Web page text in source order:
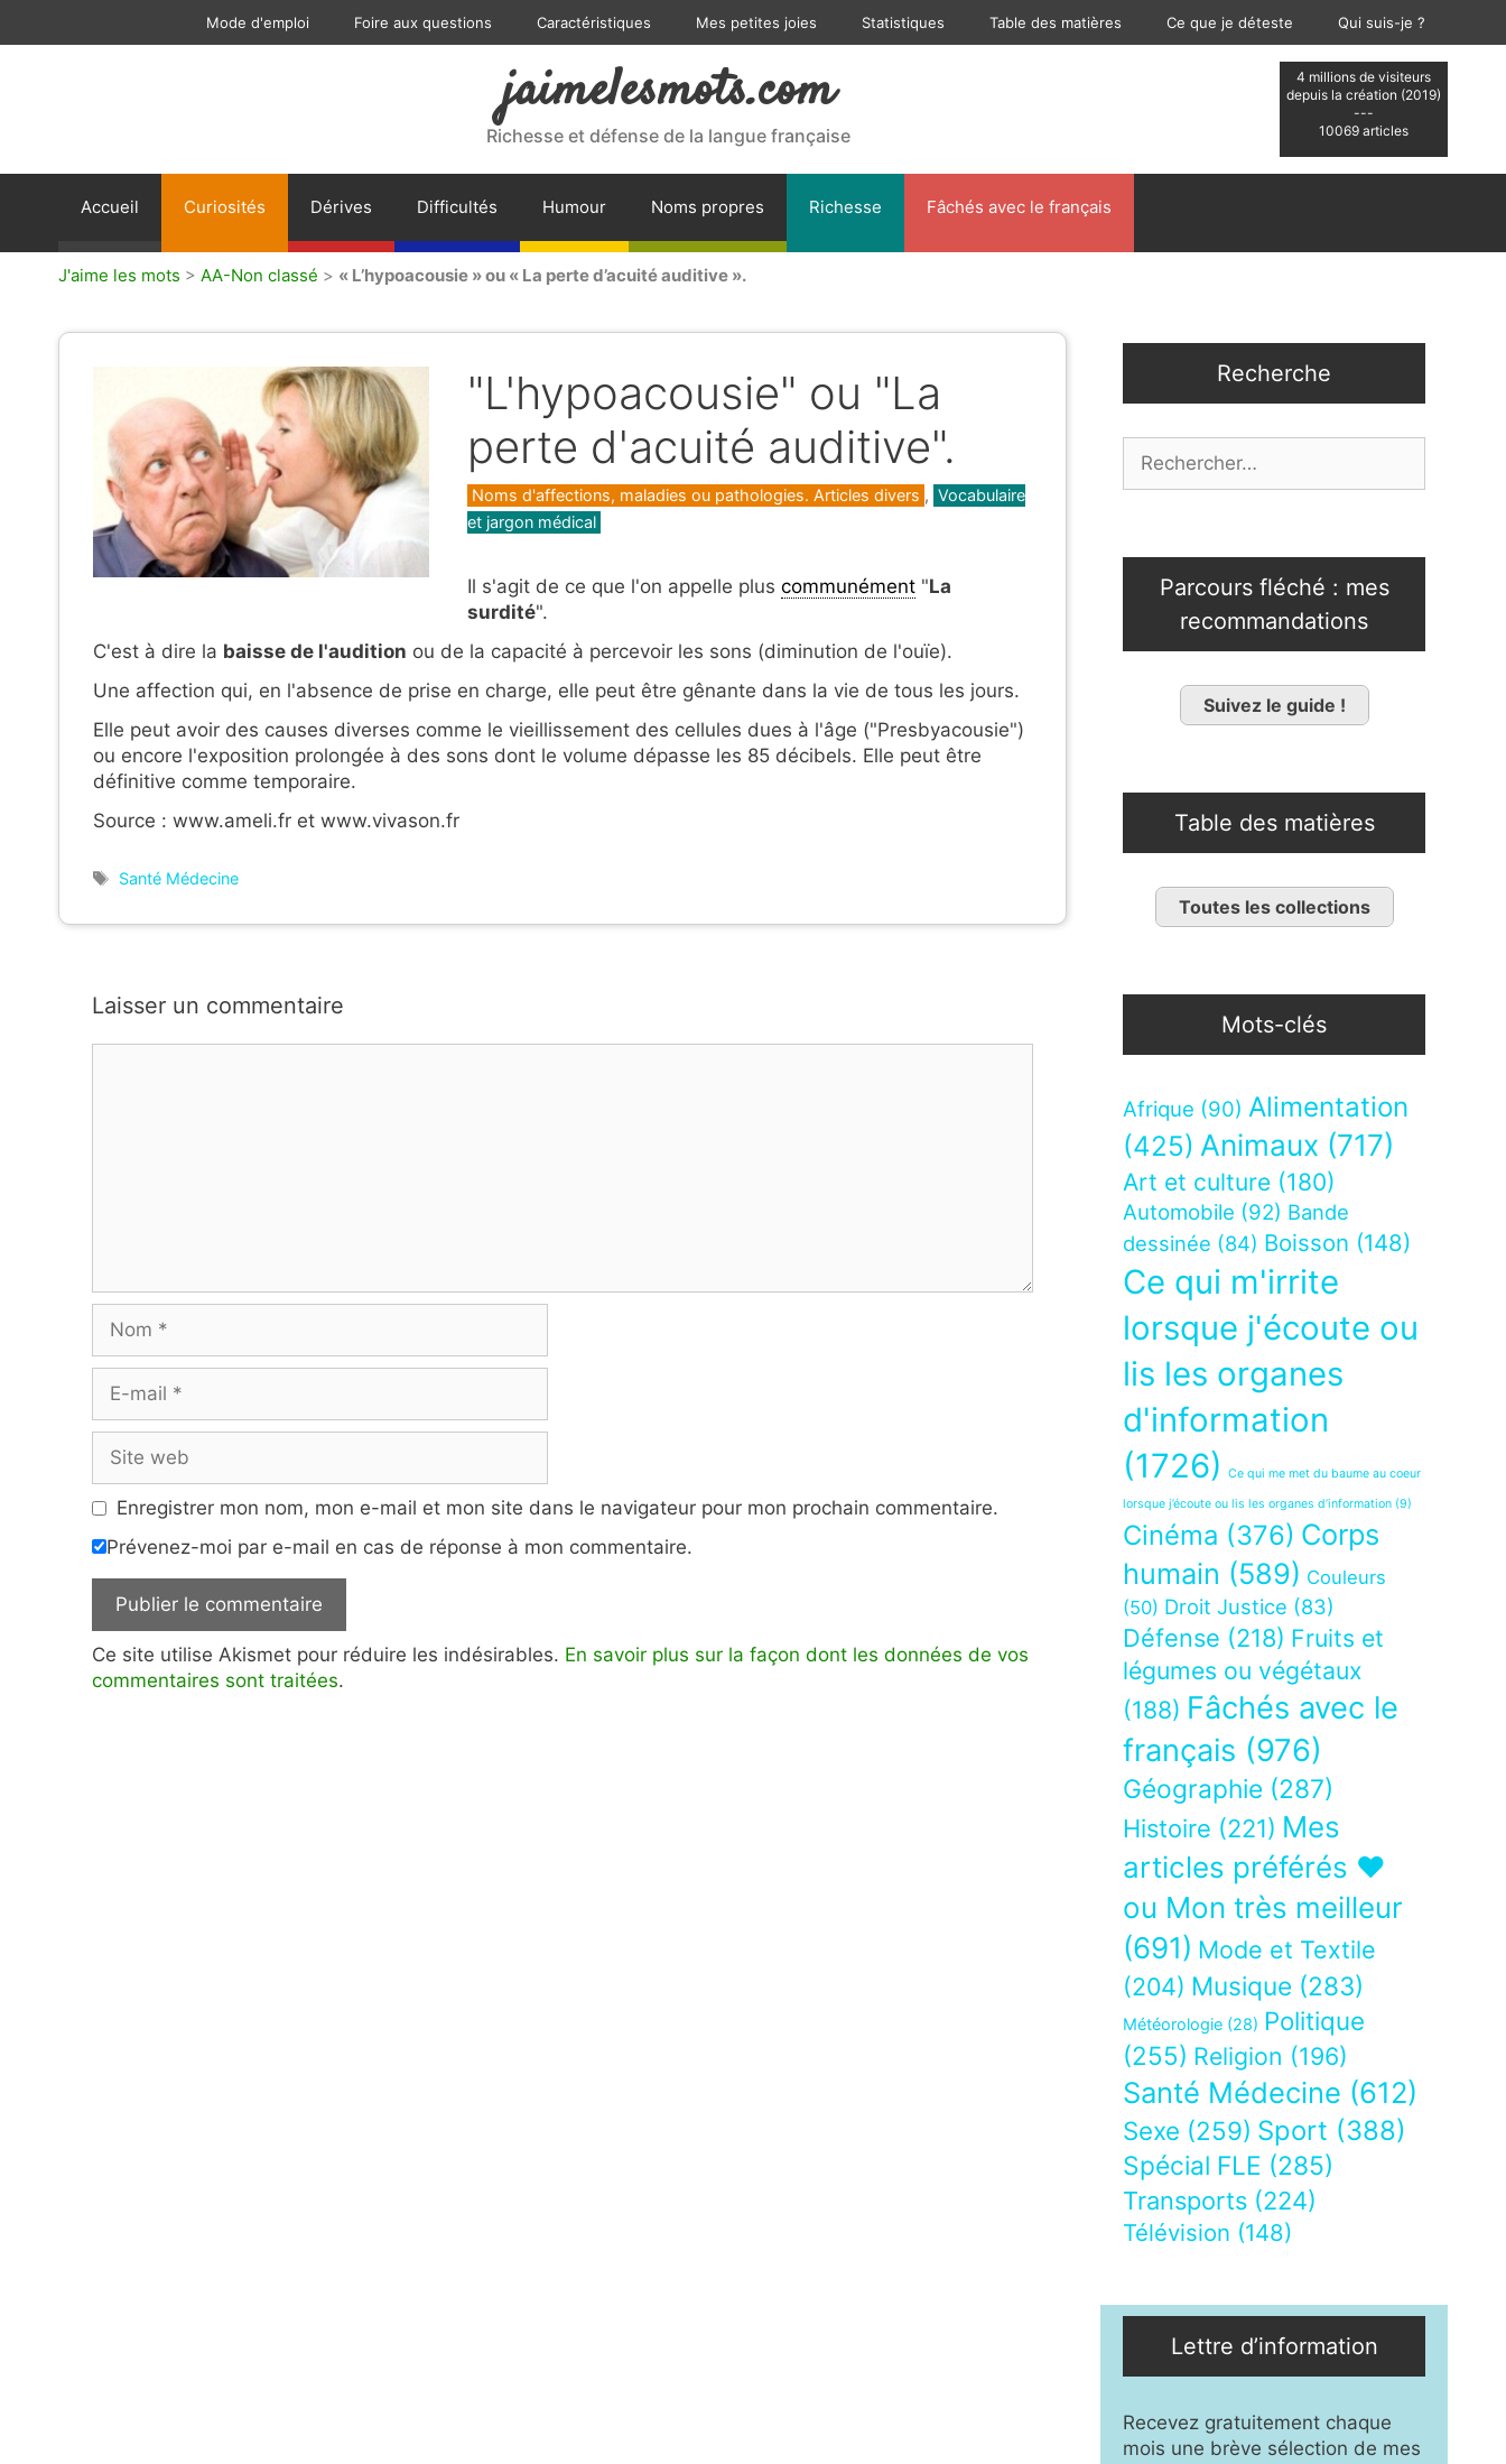
Mode d'emploi Foire aux questions Caractéristiques Mes petites joies Statistiques Table des matières Ce que je déteste Qui suis-je ?
4 millions de visiteurs
depuis la création (2019)
---
10069 articles
jaimelesmots.com
Richesse et défense de la langue française
Accueil Curiosités Dérives Difficultés Humour Noms propres Richesse Fâchés avec le français
J'aime les mots > AA-Non classé > « L’hypoacousie » ou « La perte d’acuité auditive ».
"L'hypoacousie" ou "La
perte d'acuité auditive".
Catégories
Noms d'affections, maladies ou pathologies. Articles divers , Vocabulaire
et jargon médical
Il s'agit de ce que l'on appelle plus communément "La
surdité".
C'est à dire la baisse de l'audition ou de la capacité à percevoir les sons (diminution de l'ouïe).
Une affection qui, en l'absence de prise en charge, elle peut être gênante dans la vie de tous les jours.
Elle peut avoir des causes diverses comme le vieillissement des cellules dues à l'âge ("Presbyacousie")
ou encore l'exposition prolongée à des sons dont le volume dépasse les 85 décibels. Elle peut être
définitive comme temporaire.
Source : www.ameli.fr et www.vivason.fr
Étiquettes
Santé Médecine
Laisser un commentaire
mail
web
Enregistrer mon nom, mon e-mail et mon site dans le navigateur pour mon prochain commentaire.
Prévenez-moi par e-mail en cas de réponse à mon commentaire.
Ce site utilise Akismet pour réduire les indésirables. En savoir plus sur la façon dont les données de vos
commentaires sont traitées.
Recherche
Parcours fléché : mes
recommandations
Suivez le guide !
Table des matières
Toutes les collections
Mots-clés
Afrique (90) Alimentation
(425) Animaux (717)
Art et culture (180)
Automobile (92) Bande
dessinée (84) Boisson (148)
Ce qui m'irrite
lorsque j'écoute ou
lis les organes
d'information
(1726)
Ce qui me met du baume au coeur
lorsque j’écoute ou lis les organes d’information (9)
Cinéma (376) Corps
humain (589) Couleurs
(50) Droit Justice (83)
Défense (218) Fruits et
légumes ou végétaux
(188) Fâchés avec le
français (976)
Géographie (287)
Histoire (221) Mes
articles préférés ❤
ou Mon très meilleur
(691) Mode et Textile
(204) Musique (283)
Météorologie (28) Politique
(255) Religion (196)
Santé Médecine (612)
Sexe (259) Sport (388)
Spécial FLE (285)
Transports (224)
Télévision (148)
Lettre d’information
Recevez gratuitement chaque
mois une brève sélection de mes